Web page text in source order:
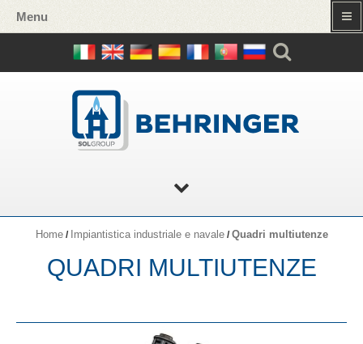
Menu
Home/ Impiantistica industriale e navale/Quadri multiutenze
QUADRI MULTIUTENZE